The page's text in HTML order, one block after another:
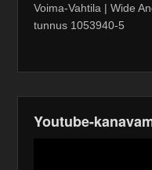
Voima-Vahtila | Wide
tunnus 1053940-5
Youtube-